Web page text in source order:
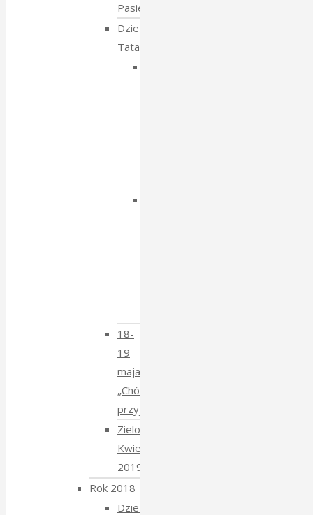
Pasieki
Dzień
Tatarski
18-
19
maja
„Chór
przyjechał”
Zielony
Kwiecień
2019
Rok 2018
Dzień